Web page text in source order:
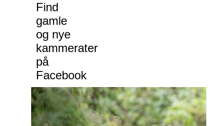
Find
gamle
og nye
kammerater
på
Facebook